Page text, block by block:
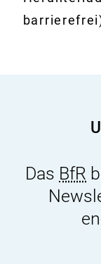
Dokument
Das BfR